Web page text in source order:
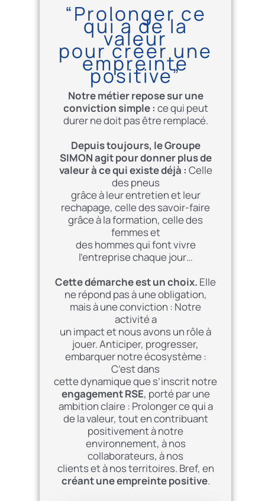
“Prolonger ce
qui a de la
valeur
pour créer une
empreinte
positive”
Notre métier repose sur une
conviction simple : ce qui peut
durer ne doit pas être remplacé.
Depuis toujours, le Groupe
SIMON agit pour donner plus de
valeur à ce qui existe déjà : Celle
des pneus
grâce à leur entretien et leur
rechapage, celle des savoir-faire
grâce à la formation, celle des
femmes et
des hommes qui font vivre
l’entreprise chaque jour…
Cette démarche est un choix. Elle
ne répond pas à une obligation,
mais à une conviction : Notre
activité a
un impact et nous avons un rôle à
jouer. Anticiper, progresser,
embarquer notre écosystème :
C’est dans
cette dynamique que s’inscrit notre
engagement RSE, porté par une
ambition claire : Prolonger ce qui a
de la valeur, tout en contribuant
positivement à notre
environnement, à nos
collaborateurs, à nos
clients et à nos territoires. Bref, en
créant une empreinte positive.